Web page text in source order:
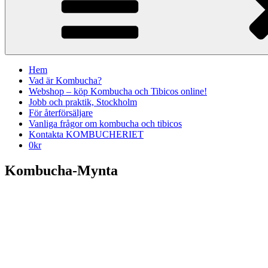
Hem
Vad är Kombucha?
Webshop – köp Kombucha och Tibicos online!
Jobb och praktik, Stockholm
För återförsäljare
Vanliga frågor om kombucha och tibicos
Kontakta KOMBUCHERIET
0kr
Kombucha-Mynta